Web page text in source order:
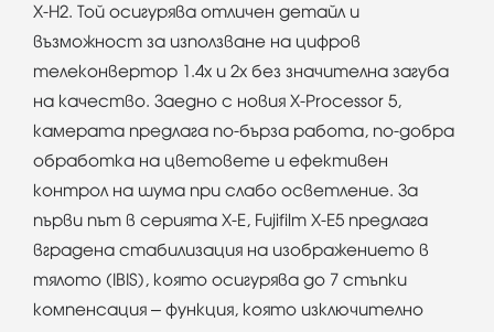
X-H2. Той осигурява отличен детайл и
възможност за използване на цифров
телеконвертор 1.4x и 2x без значителна загуба
на качество. Заедно с новия X-Processor 5,
камерата предлага по-бърза работа, по-добра
обработка на цветовете и ефективен
контрол на шума при слабо осветление. За
първи път в серията X-E, Fujifilm X-E5 предлага
вградена стабилизация на изображението в
тялото (IBIS), която осигурява до 7 стъпки
компенсация – функция, която изключително